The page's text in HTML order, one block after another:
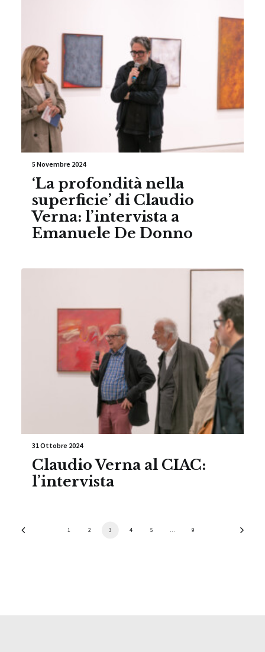
5 Novembre 2024
‘La profondità nella
superficie’ di Claudio
Verna: l’intervista a
Emanuele De Donno
31 Ottobre 2024
Claudio Verna al CIAC:
l’intervista
1 2 3 4 5 … 9